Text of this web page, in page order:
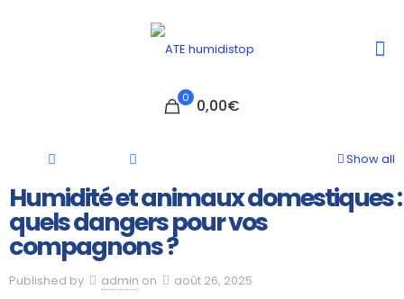
0 0,00€
Show all
Humidité et animaux domestiques :
quels dangers pour vos
compagnons ?
Published by admin on août 26, 2025